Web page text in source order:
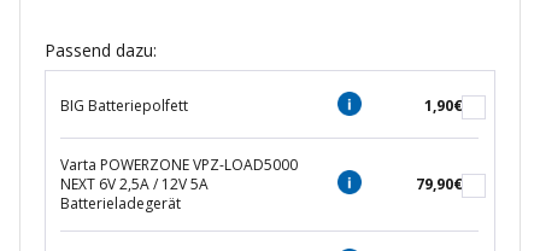
Passend dazu:
BIG Batteriepolfett 1,90€
Varta POWERZONE VPZ-LOAD5000
NEXT 6V 2,5A / 12V 5A
Batterieladegerät
79,90€